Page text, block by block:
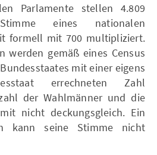
Parlamente stellen 4.809
eines nationalen
formell mit 700 multipliziert.
werden gemäß eines Census
mit einer eigens
errechneten Zahl
der Wahlmänner und die
nicht deckungsgleich. Ein
kann seine Stimme nicht